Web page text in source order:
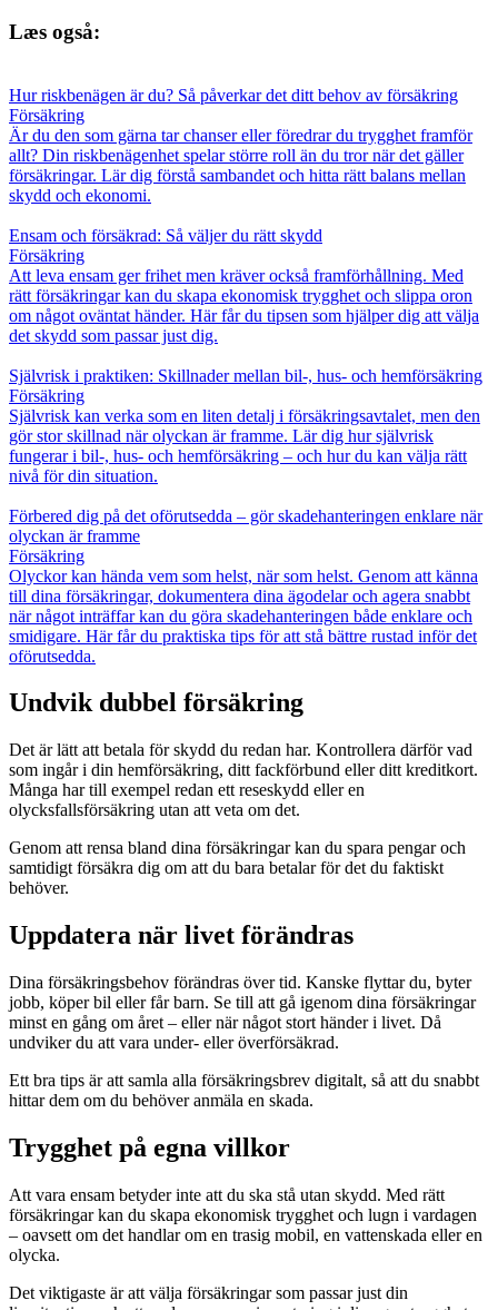
Læs også:
Hur riskbenägen är du? Så påverkar det ditt behov av försäkring
Försäkring
Är du den som gärna tar chanser eller föredrar du trygghet framför
allt? Din riskbenägenhet spelar större roll än du tror när det gäller
försäkringar. Lär dig förstå sambandet och hitta rätt balans mellan
skydd och ekonomi.
Ensam och försäkrad: Så väljer du rätt skydd
Försäkring
Att leva ensam ger frihet men kräver också framförhållning. Med
rätt försäkringar kan du skapa ekonomisk trygghet och slippa oron
om något oväntat händer. Här får du tipsen som hjälper dig att välja
det skydd som passar just dig.
Självrisk i praktiken: Skillnader mellan bil-, hus- och hemförsäkring
Försäkring
Självrisk kan verka som en liten detalj i försäkringsavtalet, men den
gör stor skillnad när olyckan är framme. Lär dig hur självrisk
fungerar i bil-, hus- och hemförsäkring – och hur du kan välja rätt
nivå för din situation.
Förbered dig på det oförutsedda – gör skadehanteringen enklare när
olyckan är framme
Försäkring
Olyckor kan hända vem som helst, när som helst. Genom att känna
till dina försäkringar, dokumentera dina ägodelar och agera snabbt
när något inträffar kan du göra skadehanteringen både enklare och
smidigare. Här får du praktiska tips för att stå bättre rustad inför det
oförutsedda.
Undvik dubbel försäkring
Det är lätt att betala för skydd du redan har. Kontrollera därför vad
som ingår i din hemförsäkring, ditt fackförbund eller ditt kreditkort.
Många har till exempel redan ett reseskydd eller en
olycksfallsförsäkring utan att veta om det.
Genom att rensa bland dina försäkringar kan du spara pengar och
samtidigt försäkra dig om att du bara betalar för det du faktiskt
behöver.
Uppdatera när livet förändras
Dina försäkringsbehov förändras över tid. Kanske flyttar du, byter
jobb, köper bil eller får barn. Se till att gå igenom dina försäkringar
minst en gång om året – eller när något stort händer i livet. Då
undviker du att vara under- eller överförsäkrad.
Ett bra tips är att samla alla försäkringsbrev digitalt, så att du snabbt
hittar dem om du behöver anmäla en skada.
Trygghet på egna villkor
Att vara ensam betyder inte att du ska stå utan skydd. Med rätt
försäkringar kan du skapa ekonomisk trygghet och lugn i vardagen
– oavsett om det handlar om en trasig mobil, en vattenskada eller en
olycka.
Det viktigaste är att välja försäkringar som passar just din